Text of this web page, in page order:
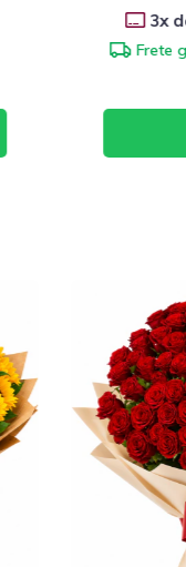
3x
Frete